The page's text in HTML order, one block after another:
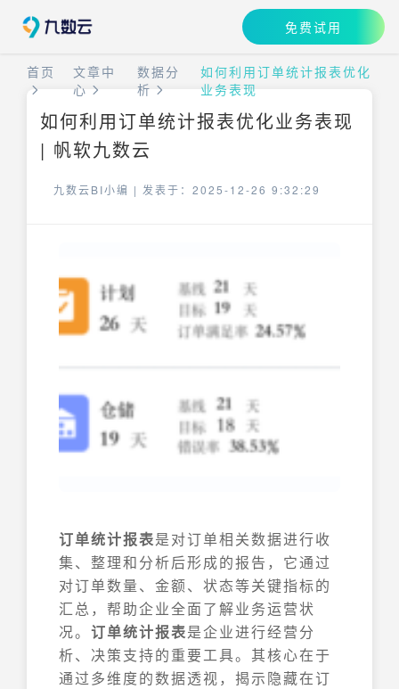
免费试用
首页
文章中
心
数据分
析
如何利用订单统计报表优化
业务表现
如何利用订单统计报表优化业务表现
| 帆软九数云
九数云BI小编 | 发表于：2025-12-26 9:32:29
订单统计报表是对订单相关数据进行收
集、整理和分析后形成的报告，它通过
对订单数量、金额、状态等关键指标的
汇总，帮助企业全面了解业务运营状
况。 订单统计报表是企业进行经营分
析、决策支持的重要工具。其核心在于
通过多维度的数据透视，揭示隐藏在订